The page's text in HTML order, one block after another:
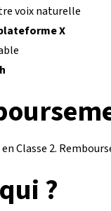
voix naturelle
X
en Classe 2.
?